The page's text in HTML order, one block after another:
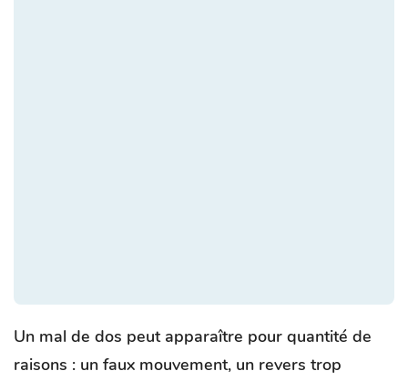
Un mal de dos peut apparaître pour quantité de
raisons : un faux mouvement, un revers trop